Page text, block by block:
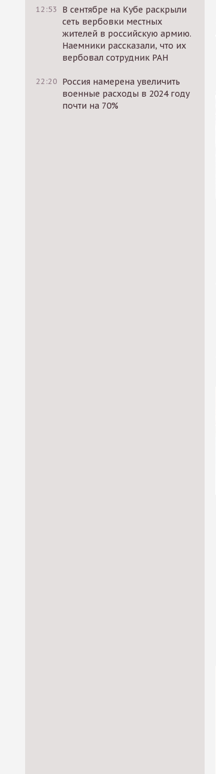
12:53
В сентябре на Кубе раскрыли
сеть вербовки местных
жителей в российскую армию.
Наемники рассказали, что их
вербовал сотрудник РАН
22:20 Россия намерена увеличить
военные расходы в 2024 году
почти на 70%